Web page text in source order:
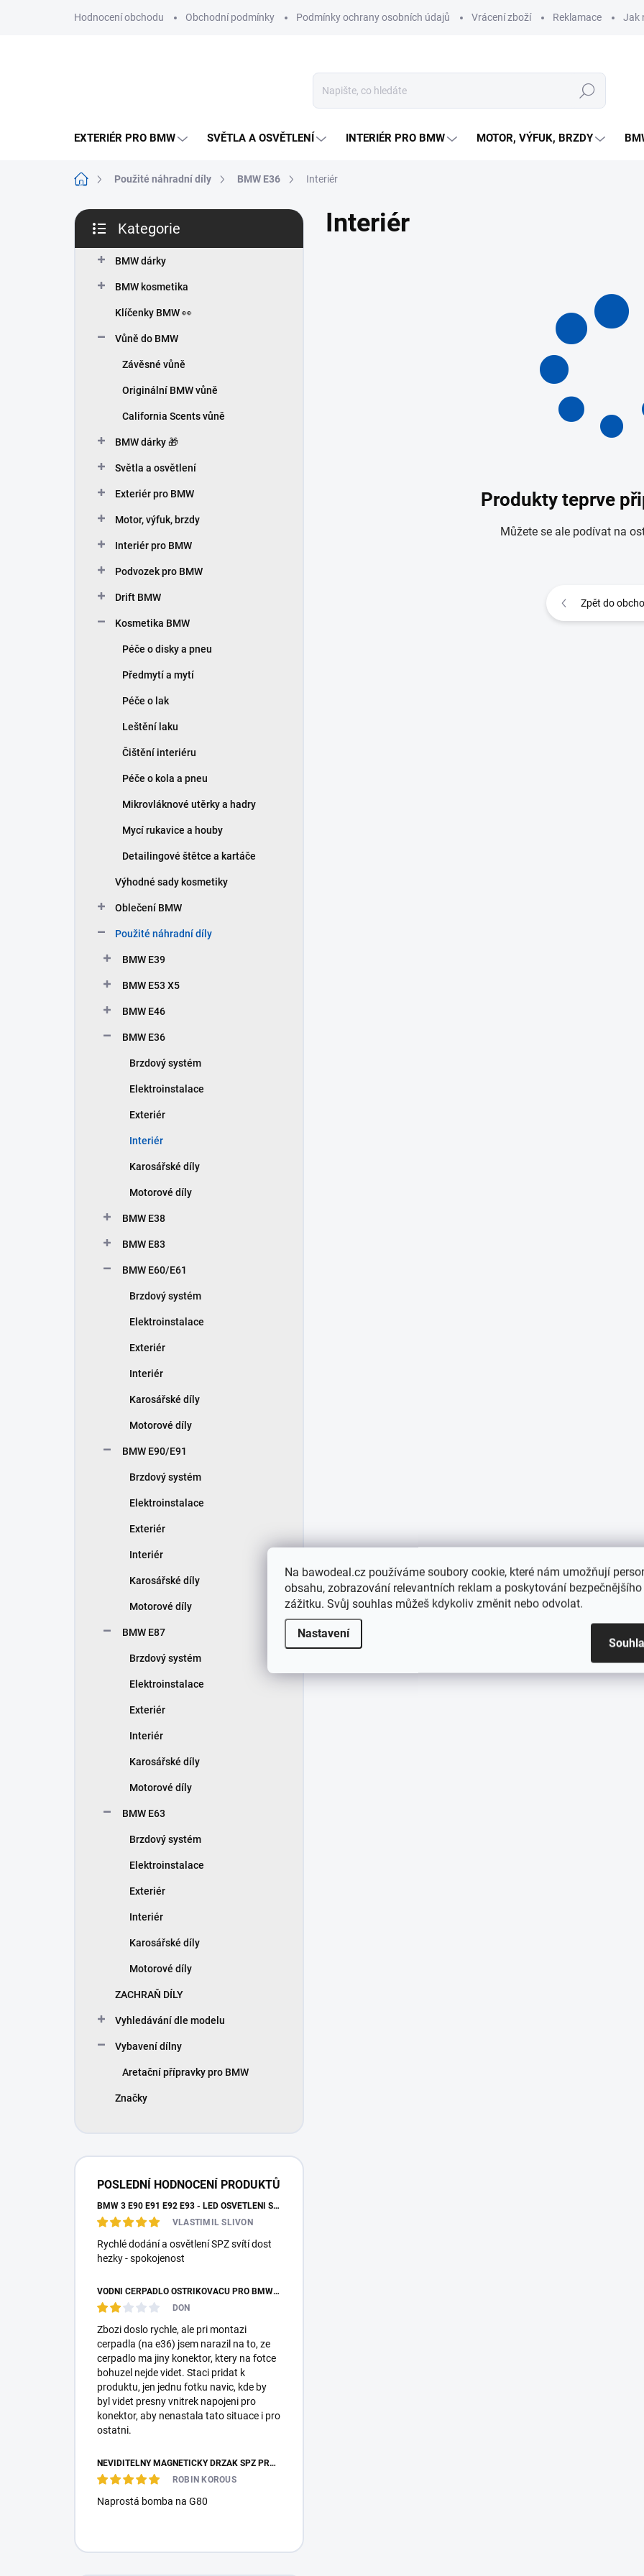
Na bawodeal.cz používáme soubory cookie, které nám umožňují
obsahu, zobrazování relevantních reklam a poskytování bezpečnějšího
zážitku. Svůj souhlas můžeš kdykoliv změnit nebo odvolat.
Nastavení
Hodnocení obchodu Obchodní podmínky Podmínky ochrany osobních údajů Vrácení zboží Reklamace Jak
Hledat
EXTERIÉR PRO BMW SVĚTLA A OSVĚTLENÍ INTERIÉR PRO BMW MOTOR, VÝFUK, BRZDY
Domů Použité náhradní díly BMW E36 Interiér
P
s
kategorie
Kategorie
BMW dárky
BMW kosmetika
Klíčenky BMW 👀
Vůně do BMW
Závěsné vůně
Originální BMW vůně
California Scents vůně
BMW dárky 🎁
Světla a osvětlení
Exteriér pro BMW
Motor, výfuk, brzdy
Interiér pro BMW
Podvozek pro BMW
Drift BMW
Kosmetika BMW
Péče o disky a pneu
Předmytí a mytí
Péče o lak
Leštění laku
Čištění interiéru
Péče o kola a pneu
Mikrovláknové utěrky a hadry
Mycí rukavice a houby
Detailingové štětce a kartáče
Výhodné sady kosmetiky
Oblečení BMW
Použité náhradní díly
BMW E39
BMW E53 X5
BMW E46
BMW E36
Brzdový systém
Elektroinstalace
Exteriér
Interiér
Karosářské díly
Motorové díly
BMW E38
BMW E83
BMW E60/E61
Brzdový systém
Elektroinstalace
Exteriér
Interiér
Karosářské díly
Motorové díly
BMW E90/E91
Brzdový systém
Elektroinstalace
Exteriér
Interiér
Karosářské díly
Motorové díly
BMW E87
Brzdový systém
Elektroinstalace
Exteriér
Interiér
Karosářské díly
Motorové díly
BMW E63
Brzdový systém
Elektroinstalace
Exteriér
Interiér
Karosářské díly
Motorové díly
ZACHRAŇ DÍLY
Vyhledávání dle modelu
Vybavení dílny
Aretační přípravky pro BMW
Značky
POSLEDNÍ HODNOCENÍ PRODUKTŮ
BMW 3 E90 E91 E92 E93 - LED OSVĚTLENÍ SPZ
VLASTIMIL SLIVON
Rychlé dodání a osvětlení SPZ svítí dost
hezky - spokojenost
VODNÍ ČERPADLO OSTŘIKOVAČŮ PRO BMW E87 E36 E46 E90 E39 E60 E38 E65 E53 E83 F10 F25 F26 MEYLE
DON
Zbozi doslo rychle, ale pri montazi
cerpadla (na e36) jsem narazil na to, ze
cerpadlo ma jiny konektor, ktery na fotce
bohuzel nejde videt. Staci pridat k
produktu, jen jednu fotku navic, kde by
byl videt presny vnitrek napojeni pro
konektor, aby nenastala tato situace i pro
ostatni.
NEVIDITELNÝ MAGNETICKÝ DRŽÁK SPZ PRO 2 ZNAČKY - REVOKE
ROBIN KOROUS
Naprostá bomba na G80
Interiér
Produkty teprve
Můžete se ale podívat na
Zpět do